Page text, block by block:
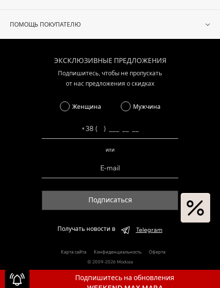
Подпишитесь на обновления
ПОМОЩЬ ПОКУПАТЕЛЮ
ЭКСКЛЮЗИВНЫЕ ПРЕДЛОЖЕНИЯ
Подпишитесь, чтобы не пропускать
от нас предложения о скидках
Женщина Мужчина
или
Подписаться
Получать новости в Telegram
Карта сайта Конфиденциальность
Оферта
© 2009-2026 Modoza